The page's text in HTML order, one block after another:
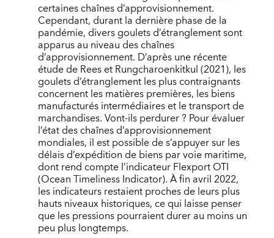
certaines chaînes d’approvisionnement.
Cependant, durant la dernière phase de la
pandémie, divers goulets d’étranglement sont
apparus au niveau des chaînes
d’approvisionnement. D’après une récente
étude de Rees et Rungcharoenkitkul (2021), les
goulets d’étranglement les plus contraignants
concernent les matières premières, les biens
manufacturés intermédiaires et le transport de
marchandises. Vont-ils perdurer ? Pour évaluer
l’état des chaînes d’approvisionnement
mondiales, il est possible de s’appuyer sur les
délais d’expédition de biens par voie maritime,
dont rend compte l’indicateur Flexport OTI
(Ocean Timeliness Indicator). À fin avril 2022,
les indicateurs restaient proches de leurs plus
hauts niveaux historiques, ce qui laisse penser
que les pressions pourraient durer au moins un
peu plus longtemps.